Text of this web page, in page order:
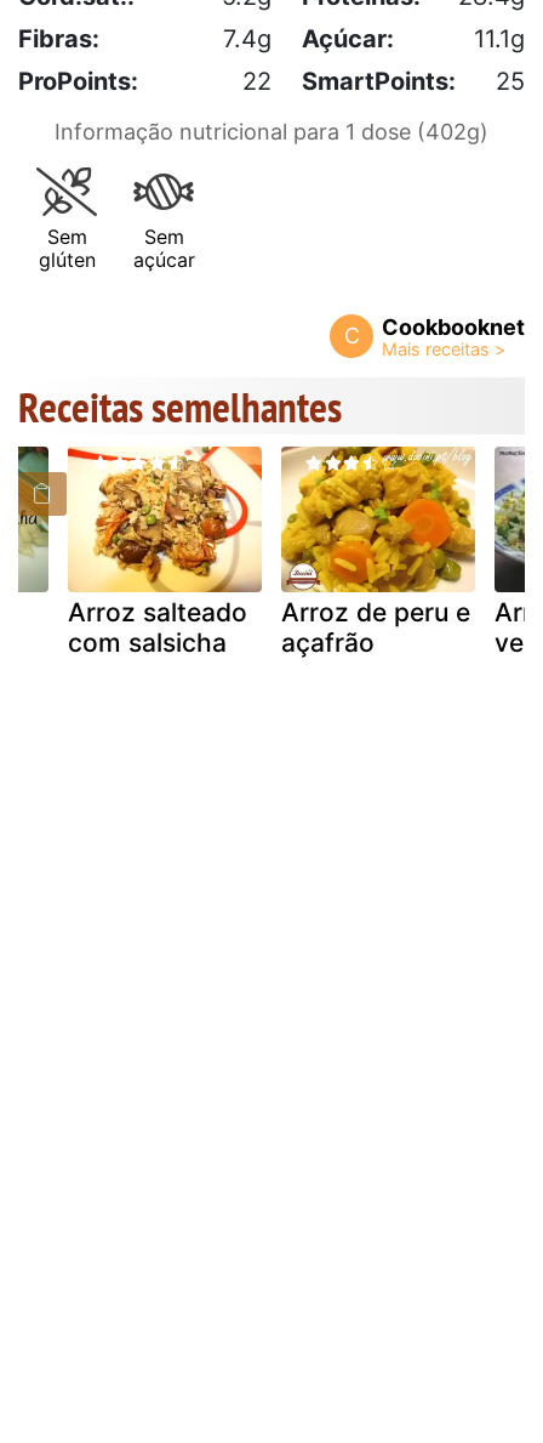
Fibras:
7.4g Açúcar:
11.1g
ProPoints:
22 SmartPoints: 25
Informação nutricional para 1 dose (402g)
Sem
glúten
Sem
açúcar
C Cookbooknet
Receitas semelhantes
Arroz salteado
com salsicha
Arroz de peru e
açafrão